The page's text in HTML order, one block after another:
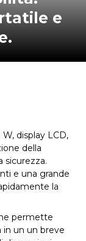
e
display LCD,
della
sicurezza.
e una grande
la
permette
in un un breve